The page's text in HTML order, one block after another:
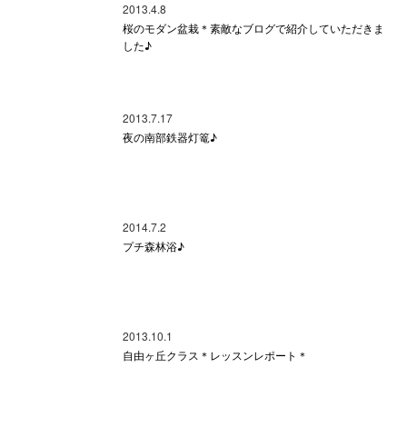
2013.4.8
桜のモダン盆栽＊素敵なブログで紹介していただきま
した♪
2013.7.17
夜の南部鉄器灯篭♪
2014.7.2
プチ森林浴♪
2013.10.1
自由ヶ丘クラス＊レッスンレポート＊